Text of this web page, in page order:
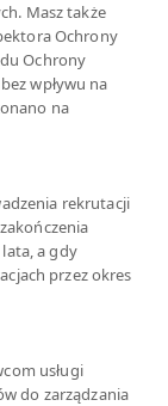
Masz także
Ochrony
Ochrony
wpływu na
na
rekrutacji
a gdy
przez okres
usługi
do zarządzania